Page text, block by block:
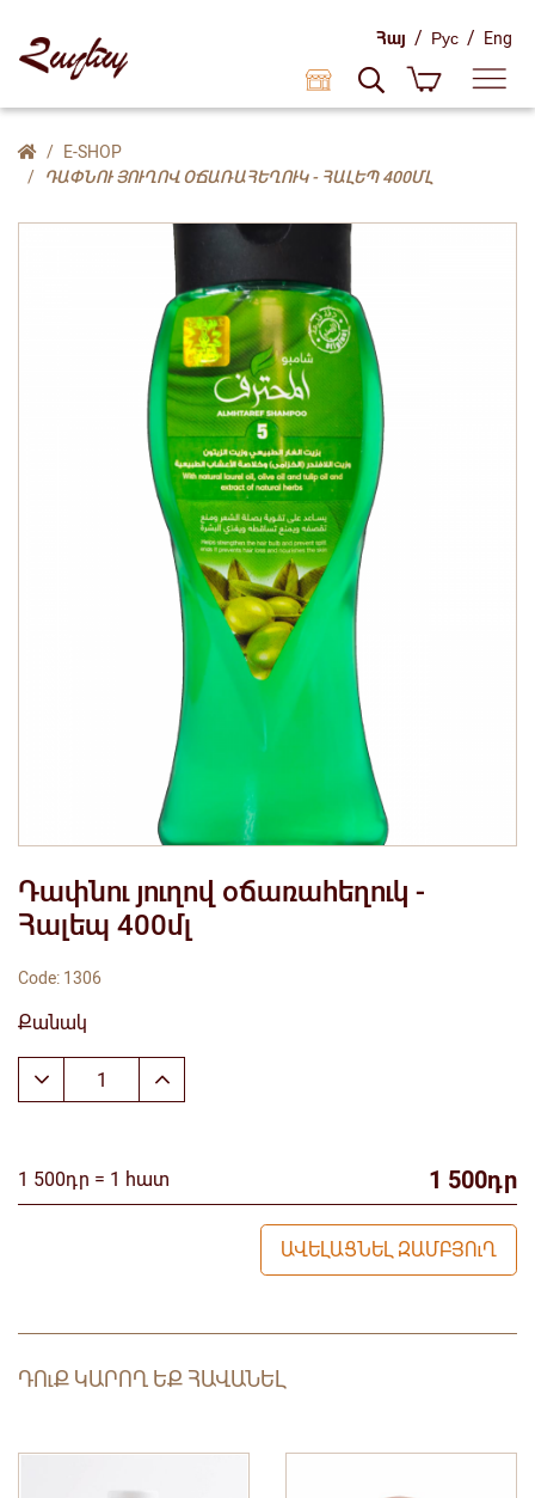
Հայ / Рус / Eng
E-SHOP
ԴԱՓՆՈՒ ՅՈՒՂՈՎ ՕՃԱՌԱՀԵՂՈՒԿ - ՀԱԼԵՊ 400ՄԼ
Դափնու յուղով օճառահեղուկ -
Հալեպ 400մլ
Code: 1306
Քանակ
1 500դր = 1 հատ 1 500դր
ԱՎԵԼԱՑՆԵԼ ԶԱՄԲՅՈւՂ
ԴՈւՔ ԿԱՐՈՂ ԵՔ ՀԱՎԱՆԵԼ